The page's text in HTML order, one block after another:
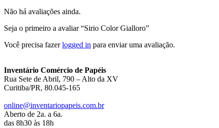
Não há avaliações ainda.
Seja o primeiro a avaliar “Sirio Color Gialloro”
Você precisa fazerlogged in para enviar uma avaliação.
Inventário Comércio de Papéis
Rua Sete de Abril, 790 – Alto da XV
Curitiba/PR, 80.045-165
online@inventariopapeis.com.br
Aberto de 2a. a 6a.
das 8h30 às 18h